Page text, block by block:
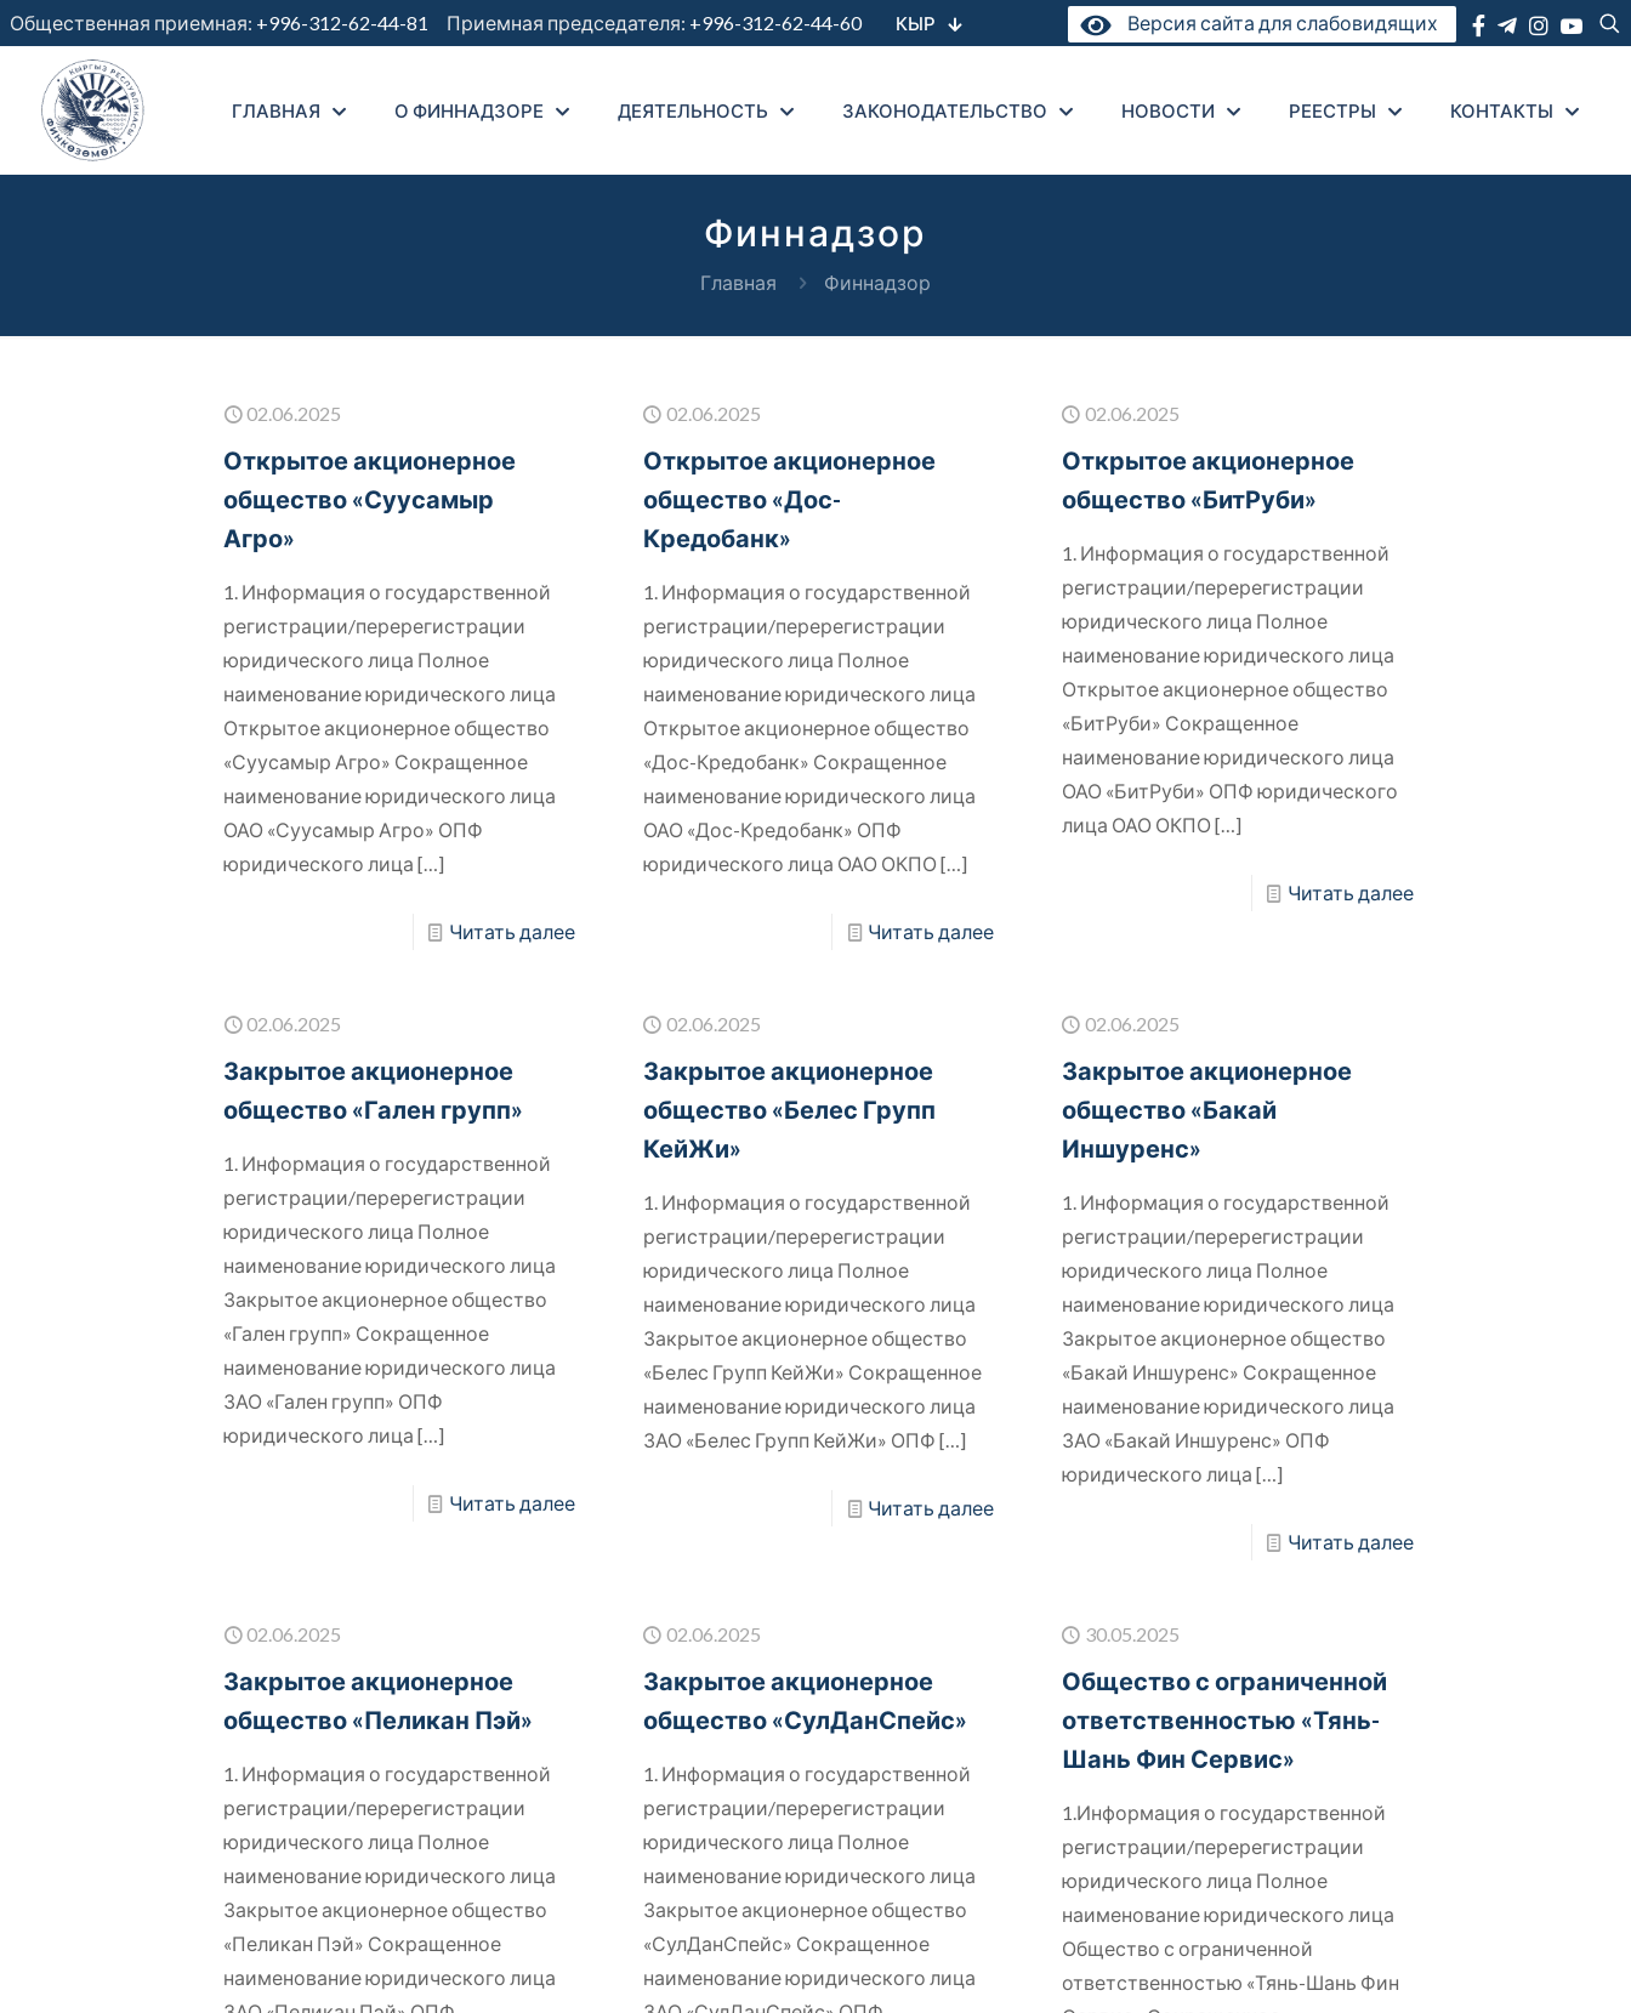
Общественная приемная: +996-312-62-44-81 Приемная председателя: +996-312-62-44-60 КЫР Версия сайта для слабовидящих
ГЛАВНАЯ О ФИННАДЗОРЕ ДЕЯТЕЛЬНОСТЬ ЗАКОНОДАТЕЛЬСТВО НОВОСТИ РЕЕСТРЫ КОНТАКТЫ
Финнадзор
Главная Финнадзор
02.06.2025
Открытое акционерное
общество «Суусамыр
Агро»
1. Информация о государственной
регистрации/перерегистрации
юридического лица Полное
наименование юридического лица
Открытое акционерное общество
«Суусамыр Агро» Сокращенное
наименование юридического лица
ОАО «Суусамыр Агро» ОПФ
юридического лица […]
Читать далее
02.06.2025
Открытое акционерное
общество «Дос-
Кредобанк»
1. Информация о государственной
регистрации/перерегистрации
юридического лица Полное
наименование юридического лица
Открытое акционерное общество
«Дос-Кредобанк» Сокращенное
наименование юридического лица
ОАО «Дос-Кредобанк» ОПФ
юридического лица ОАО ОКПО […]
Читать далее
02.06.2025
Открытое акционерное
общество «БитРуби»
1. Информация о государственной
регистрации/перерегистрации
юридического лица Полное
наименование юридического лица
Открытое акционерное общество
«БитРуби» Сокращенное
наименование юридического лица
ОАО «БитРуби» ОПФ юридического
лица ОАО ОКПО […]
Читать далее
02.06.2025
Закрытое акционерное
общество «Гален групп»
1. Информация о государственной
регистрации/перерегистрации
юридического лица Полное
наименование юридического лица
Закрытое акционерное общество
«Гален групп» Сокращенное
наименование юридического лица
ЗАО «Гален групп» ОПФ
юридического лица […]
Читать далее
02.06.2025
Закрытое акционерное
общество «Белес Групп
КейЖи»
1. Информация о государственной
регистрации/перерегистрации
юридического лица Полное
наименование юридического лица
Закрытое акционерное общество
«Белес Групп КейЖи» Сокращенное
наименование юридического лица
ЗАО «Белес Групп КейЖи» ОПФ […]
Читать далее
02.06.2025
Закрытое акционерное
общество «Бакай
Иншуренс»
1. Информация о государственной
регистрации/перерегистрации
юридического лица Полное
наименование юридического лица
Закрытое акционерное общество
«Бакай Иншуренс» Сокращенное
наименование юридического лица
ЗАО «Бакай Иншуренс» ОПФ
юридического лица […]
Читать далее
02.06.2025
Закрытое акционерное
общество «Пеликан Пэй»
1. Информация о государственной
регистрации/перерегистрации
юридического лица Полное
наименование юридического лица
Закрытое акционерное общество
«Пеликан Пэй» Сокращенное
наименование юридического лица
02.06.2025
Закрытое акционерное
общество «СулДанСпейс»
1. Информация о государственной
регистрации/перерегистрации
юридического лица Полное
наименование юридического лица
Закрытое акционерное общество
«СулДанСпейс» Сокращенное
наименование юридического лица
30.05.2025
Общество с ограниченной
ответственностью «Тянь-
Шань Фин Сервис»
1.Информация о государственной
регистрации/перерегистрации
юридического лица Полное
наименование юридического лица
Общество с ограниченной
ответственностью «Тянь-Шань Фин